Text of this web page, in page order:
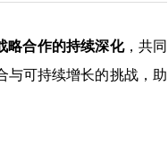
略合作的持续深化，共同
与可持续增长的挑战，助